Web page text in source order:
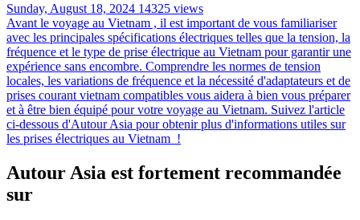
Sunday, August 18, 2024 14325 views
Avant le voyage au Vietnam , il est important de vous familiariser
avec les principales spécifications électriques telles que la tension, la
fréquence et le type de prise électrique au Vietnam pour garantir une
expérience sans encombre. Comprendre les normes de tension
locales, les variations de fréquence et la nécessité d'adaptateurs et de
prises courant vietnam compatibles vous aidera à bien vous préparer
et à être bien équipé pour votre voyage au Vietnam. Suivez l'article
ci-dessous d'Autour Asia pour obtenir plus d'informations utiles sur
les prises électriques au Vietnam !
Autour Asia est fortement recommandée
sur